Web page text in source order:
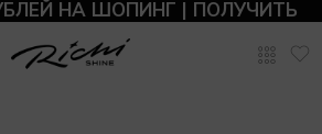
НА ШОПИНГ | ПОЛУЧИТЬ